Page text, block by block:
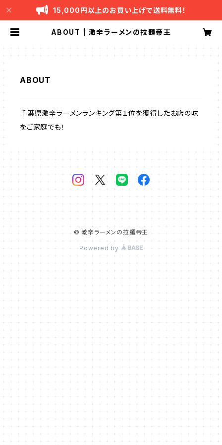
15,000円以上のお買い上げで送料無料！
ABOUT | 激辛ラーメンの拉麺帝王
ABOUT
千葉県激辛ラーメンランキング第１位を獲得したお店の味
をご家庭でも！
© 激辛ラーメンの拉麺帝王
Powered by